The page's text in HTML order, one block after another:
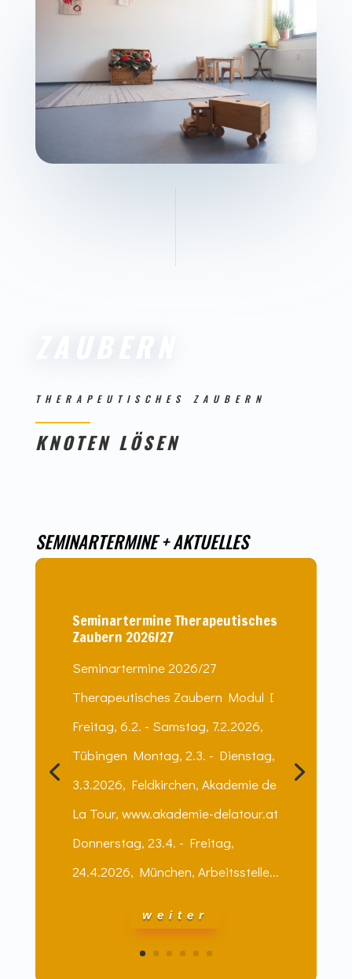
THERAPEUTISCHES ZAUBERN
KNOTEN LÖSEN
SEMINARTERMINE + AKTUELLES
Seminartermine Therapeutisches
Zaubern 2026/27
Seminartermine 2026/27
Therapeutisches Zaubern Modul I
Freitag, 6.2. - Samstag, 7.2.2026,
Tübingen Montag, 2.3. - Dienstag,
3.3.2026, Feldkirchen, Akademie de
La Tour, www.akademie-delatour.at
Donnerstag, 23.4. - Freitag,
24.4.2026, München, Arbeitsstelle...
weiter